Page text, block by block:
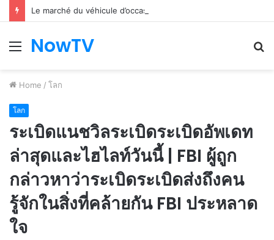
Le marché du véhicule d’occasion en plein essor
Menu
NowTV
Home / โลก
โลก
ระเบิดแนชวิลระเบิดระเบิดอัพเดท
ล่าสุดและไฮไลท์วันนี้ | FBI ผู้ถูก
กล่าวหาว่าระเบิดระเบิดส่งถึงคน
รู้จักในสิ่งที่คล้ายกัน FBI ประหลาด
ใจ